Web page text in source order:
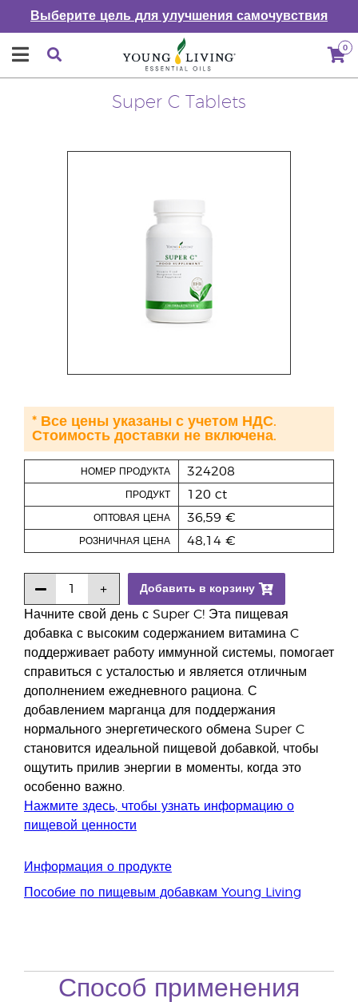
Выберите цель для улучшения самочувствия
0
Super C Tablets
Начните свой день с Super C! Эта пищевая
добавка с высоким содержанием витамина C
поддерживает работу иммунной системы, помогает
справиться с усталостью и является отличным
дополнением ежедневного рациона. С
добавлением марганца для поддержания
нормального энергетического обмена Super C
становится идеальной пищевой добавкой, чтобы
ощутить прилив энергии в моменты, когда это
особенно важно.
Нажмите здесь, чтобы узнать информацию о
пищевой ценности
Информация о продукте
Пособие по пищевым добавкам Young Living
НОМЕР ПРОДУКТА 324208
ПРОДУКТ 120 ct
ОПТОВАЯ ЦЕНА 36,59 €
РОЗНИЧНАЯ ЦЕНА 48,14 €
Добавить в корзину
* Все цены указаны с учетом НДС.
Стоимость доставки не включена.
Способ применения